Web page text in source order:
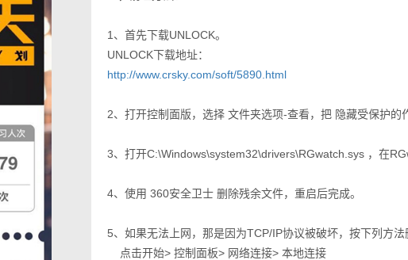
1、首先下载UNLOCK。
UNLOCK下载地址：
http://www.crsky.com/soft/5890.html
2、打开控制面版，选择 文件夹选项-查看，把 隐藏受保护
3、打开C:\Windows\system32\drivers\RGwatch.sys ，在
4、使用 360安全卫士 删除残余文件，重启后完成。
5、如果无法上网，那是因为TCP/IP协议被破坏，按下列方法
点击开始> 控制面板> 网络连接> 本地连接